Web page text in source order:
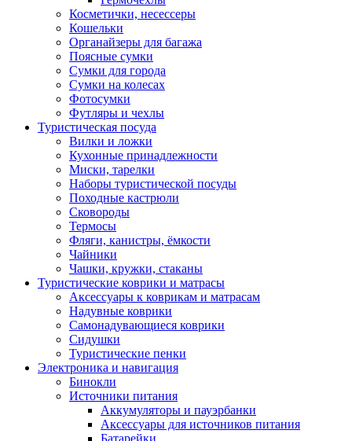
Косметички, несессеры
Кошельки
Органайзеры для багажа
Поясные сумки
Сумки для города
Сумки на колесах
Фотосумки
Футляры и чехлы
Туристическая посуда
Вилки и ложки
Кухонные принадлежности
Миски, тарелки
Наборы туристической посуды
Походные кастрюли
Сковороды
Термосы
Фляги, канистры, ёмкости
Чайники
Чашки, кружки, стаканы
Туристические коврики и матрасы
Аксессуары к коврикам и матрасам
Надувные коврики
Самонадувающиеся коврики
Сидушки
Туристические пенки
Электроника и навигация
Бинокли
Источники питания
Аккумуляторы и пауэрбанки
Аксессуары для источников питания
Батарейки